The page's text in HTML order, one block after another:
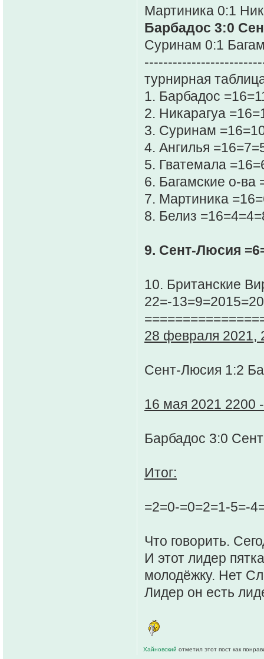
Мартиника 0:1
Барбадос 3:0
Суринам 0:1
турнирная
1. Барбадос
2. Никарагуа
3. Суринам
4. Ангилья
5. Гватемала
6. Багамские о-ва
7. Мартиника
8. Белиз
9. Сент-Люсия
10. Британские
22=-
28 февраля 2021,
Сент-Люсия 1:2
16 мая 2021 2200
Барбадос 3:0
Итог:
=2=0-=0=2=1-5=-
Что говорить.
И этот лидер
молодёжку. Нет
Лидер он есть
Хайновский отметил этот пост как